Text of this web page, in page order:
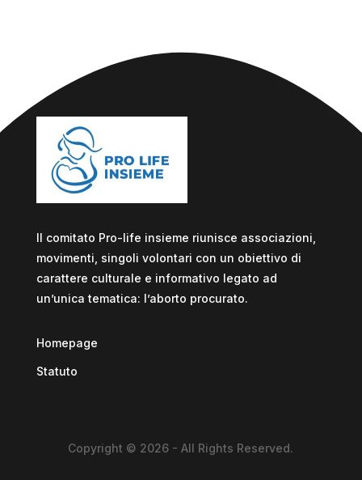
Il comitato Pro-life insieme riunisce associazioni,
movimenti, singoli volontari con un obiettivo di
carattere culturale e informativo legato ad
un’unica tematica: l’aborto procurato.
Homepage
Statuto
Copyright © 2026 - All Rights Reserved.